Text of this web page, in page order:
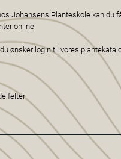
Johansens Planteskole kan du
online.
ønsker login til vores
felter